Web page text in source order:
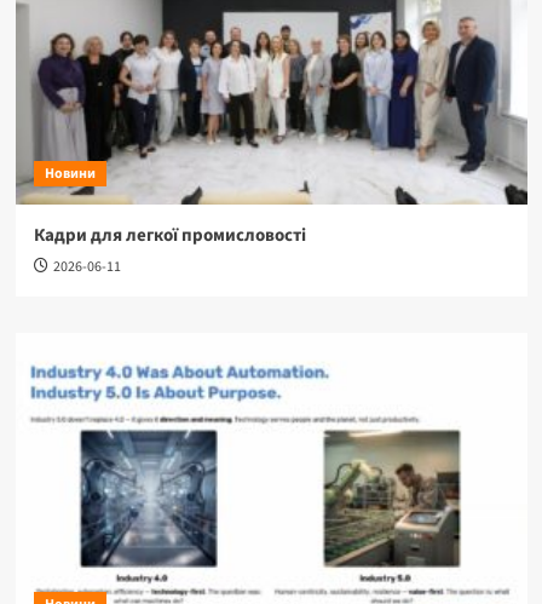
Новини
Кадри для легкої промисловості
2026-06-11